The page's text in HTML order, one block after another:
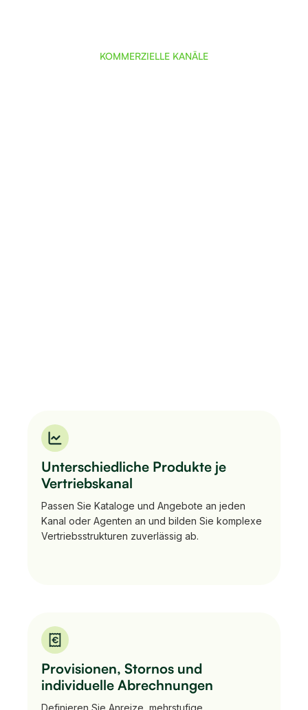
KOMMERZIELLE KANÄLE
Unterschiedliche Produkte je
Vertriebskanal
Passen Sie Kataloge und Angebote an jeden
Kanal oder Agenten an und bilden Sie komplexe
Vertriebsstrukturen zuverlässig ab.
Provisionen, Stornos und
individuelle Abrechnungen